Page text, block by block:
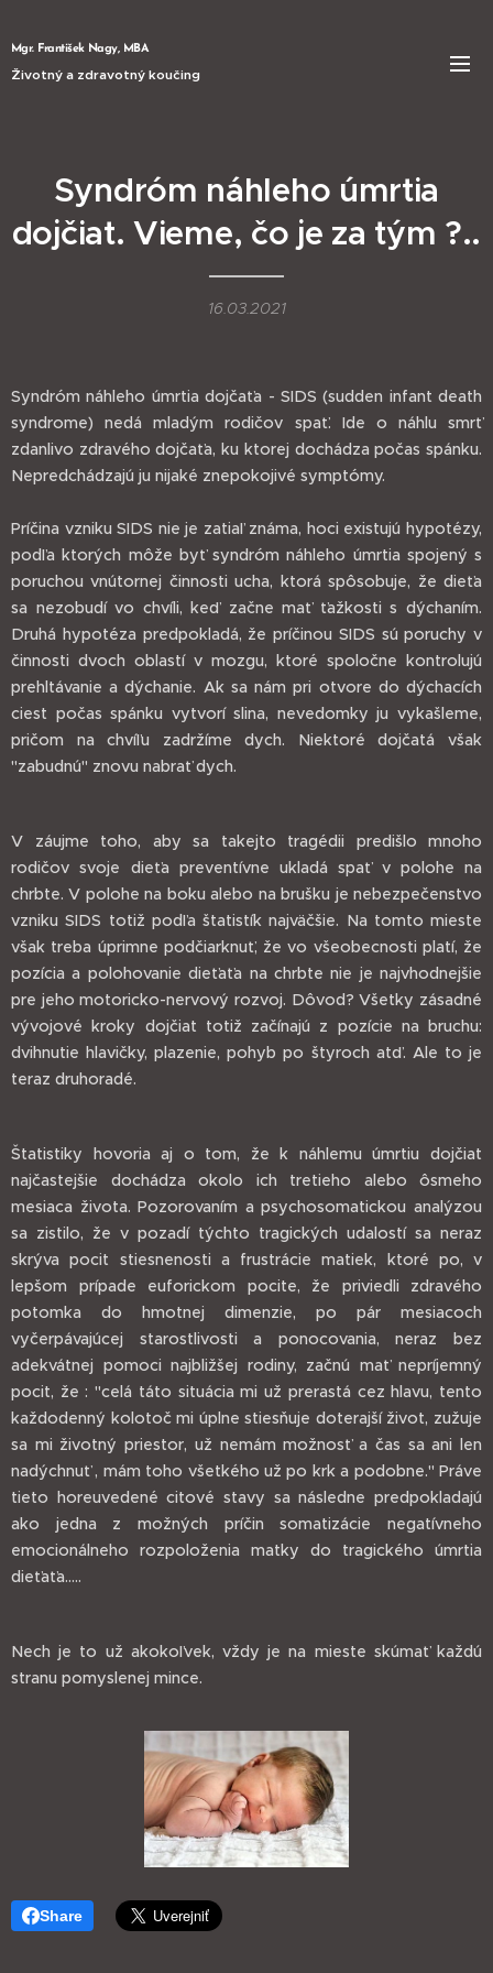
Mgr. František Nagy, MBA
Životný a zdravotný koučing
Syndróm náhleho úmrtia
dojčiat. Vieme, čo je za tým ?..
16.03.2021
Syndróm náhleho úmrtia dojčaťa - SIDS (sudden infant death
syndrome) nedá mladým rodičov spať. Ide o náhlu smrť
zdanlivo zdravého dojčaťa, ku ktorej dochádza počas spánku.
Nepredchádzajú ju nijaké znepokojivé symptómy.
Príčina vzniku SIDS nie je zatiaľ známa, hoci existujú hypotézy,
podľa ktorých môže byť syndróm náhleho úmrtia spojený s
poruchou vnútornej činnosti ucha, ktorá spôsobuje, že dieťa
sa nezobudí vo chvíli, keď začne mať ťažkosti s dýchaním.
Druhá hypotéza predpokladá, že príčinou SIDS sú poruchy v
činnosti dvoch oblastí v mozgu, ktoré spoločne kontrolujú
prehltávanie a dýchanie. Ak sa nám pri otvore do dýchacích
ciest počas spánku vytvorí slina, nevedomky ju vykašleme,
pričom na chvíľu zadržíme dych. Niektoré dojčatá však
"zabudnú" znovu nabrať dych.
V záujme toho, aby sa takejto tragédii predišlo mnoho
rodičov svoje dieťa preventívne ukladá spať v polohe na
chrbte. V polohe na boku alebo na brušku je nebezpečenstvo
vzniku SIDS totiž podľa štatistík najväčšie. Na tomto mieste
však treba úprimne podčiarknuť, že vo všeobecnosti platí, že
pozícia a polohovanie dieťaťa na chrbte nie je najvhodnejšie
pre jeho motoricko-nervový rozvoj. Dôvod? Všetky zásadné
vývojové kroky dojčiat totiž začínajú z pozície na bruchu:
dvihnutie hlavičky, plazenie, pohyb po štyroch atď. Ale to je
teraz druhoradé.
Štatistiky hovoria aj o tom, že k náhlemu úmrtiu dojčiat
najčastejšie dochádza okolo ich tretieho alebo ôsmeho
mesiaca života. Pozorovaním a psychosomatickou analýzou
sa zistilo, že v pozadí týchto tragických udalostí sa neraz
skrýva pocit stiesnenosti a frustrácie matiek, ktoré po, v
lepšom prípade euforickom pocite, že priviedli zdravého
potomka do hmotnej dimenzie, po pár mesiacoch
vyčerpávajúcej starostlivosti a ponocovania, neraz bez
adekvátnej pomoci najbližšej rodiny, začnú mať nepríjemný
pocit, že : "celá táto situácia mi už prerastá cez hlavu, tento
každodenný kolotoč mi úplne stiesňuje doterajší život, zužuje
sa mi životný priestor, už nemám možnosť a čas sa ani len
nadýchnuť , mám toho všetkého už po krk a podobne." Práve
tieto horeuvedené citové stavy sa následne predpokladajú
ako jedna z možných príčin somatizácie negatívneho
emocionálneho rozpoloženia matky do tragického úmrtia
dieťaťa.....
Nech je to už akokoľvek, vždy je na mieste skúmať každú
stranu pomyslenej mince.
Share